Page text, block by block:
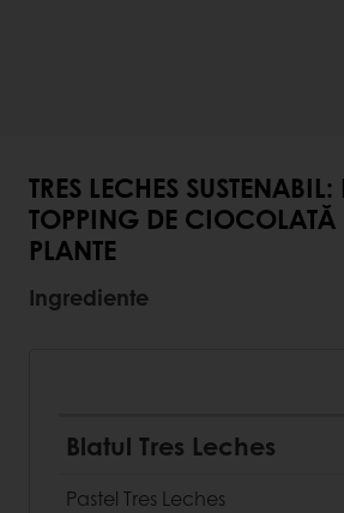
TRES LECHES SUSTENABIL:
TOPPING DE CIOCOLATĂ
PLANTE
Ingrediente
Blatul Tres Leches
Pastel Tres Leches